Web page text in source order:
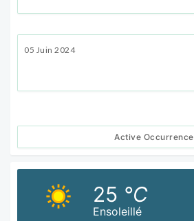
05 Juin 2024
Active Occurrence
Ensoleillé
25 °C